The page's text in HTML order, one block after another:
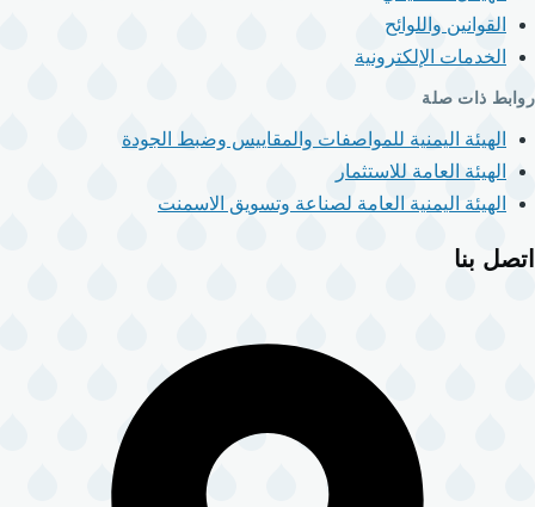
القوانين واللوائح
الخدمات الإلكترونية
روابط ذات صلة
الهيئة اليمنية للمواصفات والمقاييس وضبط الجودة
الهيئة العامة للاستثمار
الهيئة اليمنية العامة لصناعة وتسويق الاسمنت
اتصل بنا